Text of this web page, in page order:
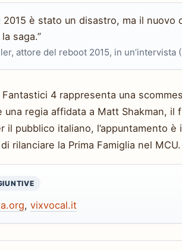
2015 è stato un disastro, ma il
saga.”
attore del reboot 2015, in un’intervista
4 rappresenta una
una regia affidata a Matt Shakman,
il pubblico italiano, l’appuntamento
rilanciare la Prima Famiglia nel MCU.
, vixvocal.it